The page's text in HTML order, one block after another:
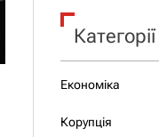
Категорії
Економіка
Корупція